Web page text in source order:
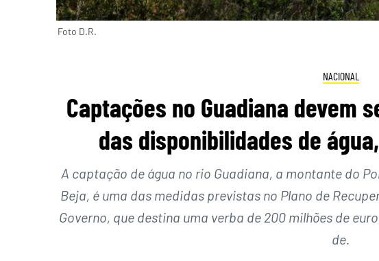
Foto D.R.
NACIONAL
Captações no Guadiana devem
das disponibilidades de
A captação de água no rio Guadiana, a montante do
Beja, é uma das medidas previstas no Plano de
Governo, que destina uma verba de 200 milhões de
de.